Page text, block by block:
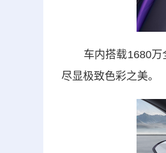
车内搭载1680万全
尽显极致色彩之美。